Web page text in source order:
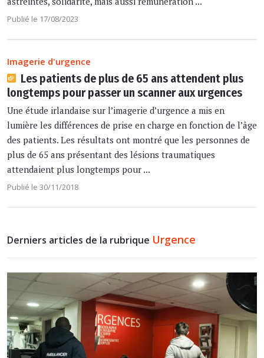
Publié le 17/08/2023
Imagerie d'urgence
Les patients de plus de 65 ans attendent plus
longtemps pour passer un scanner aux urgences
Une étude irlandaise sur l’imagerie d’urgence a mis en
lumière les différences de prise en charge en fonction de l’âge
des patients. Les résultats ont montré que les personnes de
plus de 65 ans présentant des lésions traumatiques
attendaient plus longtemps pour ...
Publié le 30/11/2018
Derniers articles de la rubrique Urgence